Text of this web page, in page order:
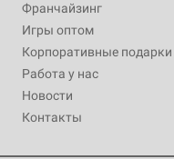
Франчайзинг
Игры оптом
Корпоративные подарки
Работа у нас
Новости
Контакты